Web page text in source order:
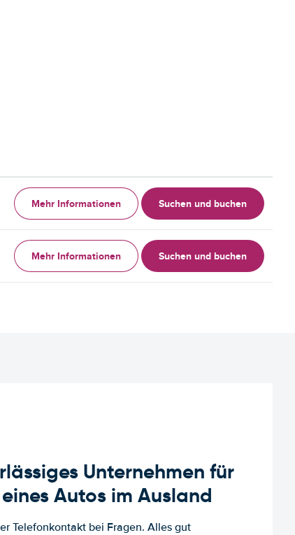
Mehr Informationen Suchen und buchen
Mehr Informationen Suchen und buchen
Unternehmen für
Autos im Ausland
Telefonkontakt bei Fragen. Alles gut